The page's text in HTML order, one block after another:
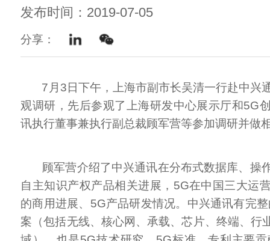
发布时间：2019-07-05
分享：
7月3日下午，上海市副市长吴清一行赴中兴
观调研，先后参观了上海研发中心展示厅和5G
讯执行董事兼执行副总裁顾军营等参加调研并做
顾军营介绍了中兴通讯在分布式数据库、操
自主知识产权产品相关进展，5G在中国三大运
的商用进展、5G产品研发情况。中兴通讯有完
案（包括无线、核心网、承载、芯片、终端、行